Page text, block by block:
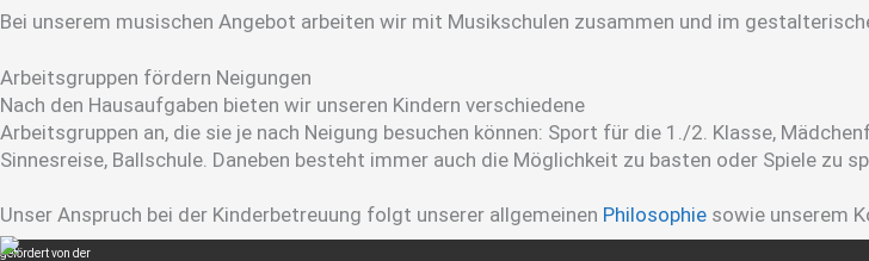
Bei unserem musischen Angebot arbeiten wir mit Musikschulen zusammen und im
Arbeitsgruppen fördern Neigungen
Nach den Hausaufgaben bieten wir unseren Kindern verschiedene
Arbeitsgruppen an, die sie je nach Neigung besuchen können: Sport für die 1./2. Klasse,
Sinnesreise, Ballschule. Daneben besteht immer auch die Möglichkeit zu basten oder Spiele zu
Unser Anspruch bei der Kinderbetreuung folgt unserer allgemeinen Philosophie sowie unserem
gefördert von der